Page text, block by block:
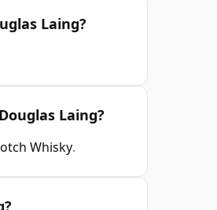
Laing?
Laing?
Whisky.